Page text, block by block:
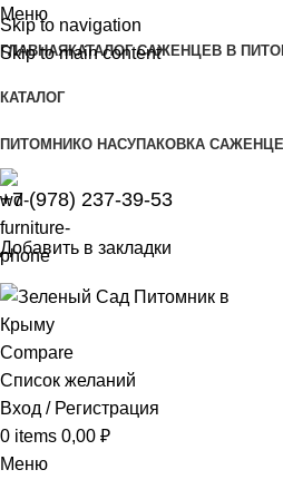
Skip to navigation
Skip to main content
Меню
ГЛАВНАЯКАТАЛОГ САЖЕНЦЕВ В
КАТАЛОГ
ПИТОМНИКО НАСУПАКОВКА
+7 (978) 237-39-53
Добавить в закладки
Compare
Список желаний
Вход / Регистрация
0 items 0,00 ₽
Меню